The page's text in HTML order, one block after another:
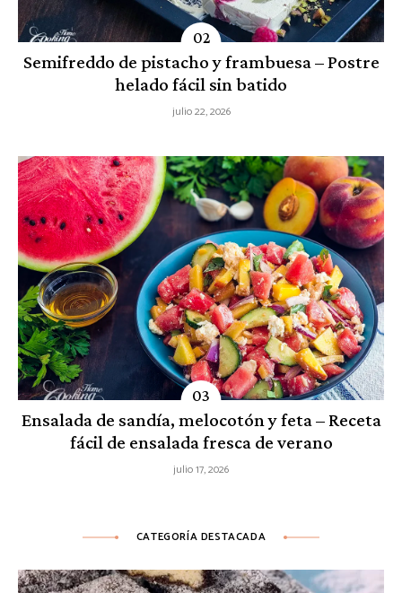
Semifreddo de pistacho y frambuesa – Postre
helado fácil sin batido
julio 22, 2026
Ensalada de sandía, melocotón y feta – Receta
fácil de ensalada fresca de verano
julio 17, 2026
CATEGORÍA DESTACADA